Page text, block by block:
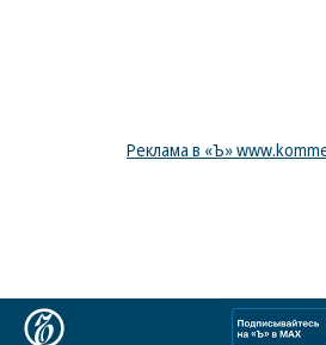
Реклама в «Ъ»